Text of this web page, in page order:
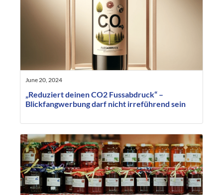
June 20, 2024
„Reduziert deinen CO2 Fussabdruck“ –
Blickfangwerbung darf nicht irreführend sein